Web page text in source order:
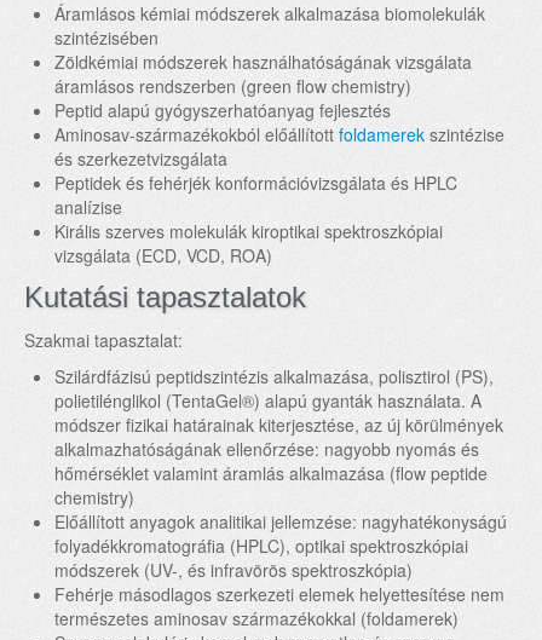
Áramlásos kémiai módszerek alkalmazása biomolekulák
szintézisében
Zöldkémiai módszerek használhatóságának vizsgálata
áramlásos rendszerben (green flow chemistry)
Peptid alapú gyógyszerhatóanyag fejlesztés
Aminosav-származékokból előállított foldamerek szintézise
és szerkezetvizsgálata
Peptidek és fehérjék konformációvizsgálata és HPLC
analízise
Királis szerves molekulák kiroptikai spektroszkópiai
vizsgálata (ECD, VCD, ROA)
Kutatási tapasztalatok
Szakmai tapasztalat:
Szilárdfázisú peptidszintézis alkalmazása, polisztirol (PS),
polietilénglikol (TentaGel®) alapú gyanták használata. A
módszer fizikai határainak kiterjesztése, az új körülmények
alkalmazhatóságának ellenőrzése: nagyobb nyomás és
hőmérséklet valamint áramlás alkalmazása (flow peptide
chemistry)
Előállított anyagok analitikai jellemzése: nagyhatékonyságú
folyadékkromatográfia (HPLC), optikai spektroszkópiai
módszerek (UV-, és infravörös spektroszkópia)
Fehérje másodlagos szerkezeti elemek helyettesítése nem
természetes aminosav származékokkal (foldamerek)